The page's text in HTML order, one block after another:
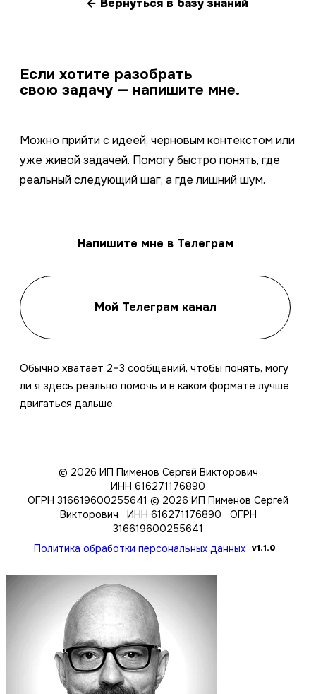
← Вернуться в базу знаний
Если хотите разобрать
свою задачу — напишите мне.
Можно прийти с идеей, черновым контекстом или
уже живой задачей. Помогу быстро понять, где
реальный следующий шаг, а где лишний шум.
Напишите мне в Телеграм
Мой Телеграм канал
Обычно хватает 2–3 сообщений, чтобы понять, могу
ли я здесь реально помочь и в каком формате лучше
двигаться дальше.
© 2026 ИП Пименов Сергей Викторович
ИНН 616271176890
ОГРН 316619600255641 © 2026 ИП Пименов Сергей
Викторович ИНН 616271176890 ОГРН
316619600255641
Политика обработки персональных данных v1.1.0